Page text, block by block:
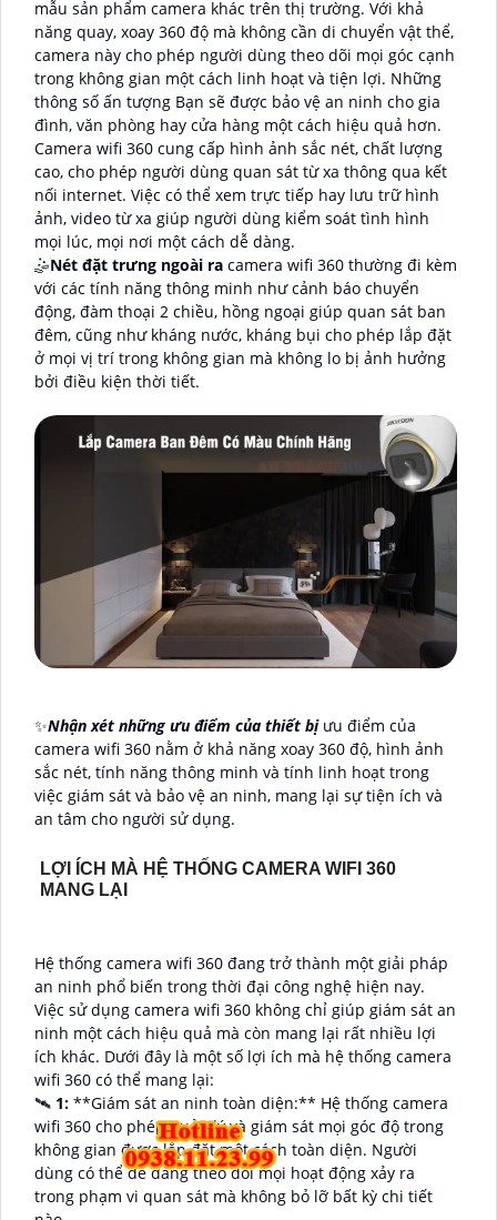
mẫu sản phẩm camera khác trên thị trường. Với khả
năng quay, xoay 360 độ mà không cần di chuyển vật thể,
camera này cho phép người dùng theo dõi mọi góc cạnh
trong không gian một cách linh hoạt và tiện lợi. Những
thông số ấn tượng Bạn sẽ được bảo vệ an ninh cho gia
đình, văn phòng hay cửa hàng một cách hiệu quả hơn.
Camera wifi 360 cung cấp hình ảnh sắc nét, chất lượng
cao, cho phép người dùng quan sát từ xa thông qua kết
nối internet. Việc có thể xem trực tiếp hay lưu trữ hình
ảnh, video từ xa giúp người dùng kiểm soát tình hình
mọi lúc, mọi nơi một cách dễ dàng.
🤹Nét đặt trưng ngoài ra camera wifi 360 thường đi kèm
với các tính năng thông minh như cảnh báo chuyển
động, đàm thoại 2 chiều, hồng ngoại giúp quan sát ban
đêm, cũng như kháng nước, kháng bụi cho phép lắp đặt
ở mọi vị trí trong không gian mà không lo bị ảnh hưởng
bởi điều kiện thời tiết.
✨Nhận xét những ưu điểm của thiết bị ưu điểm của
camera wifi 360 nằm ở khả năng xoay 360 độ, hình ảnh
sắc nét, tính năng thông minh và tính linh hoạt trong
việc giám sát và bảo vệ an ninh, mang lại sự tiện ích và
an tâm cho người sử dụng.
LỢI ÍCH MÀ HỆ THỐNG CAMERA WIFI 360
MANG LẠI
Hệ thống camera wifi 360 đang trở thành một giải pháp
an ninh phổ biến trong thời đại công nghệ hiện nay.
Việc sử dụng camera wifi 360 không chỉ giúp giám sát an
ninh một cách hiệu quả mà còn mang lại rất nhiều lợi
ích khác. Dưới đây là một số lợi ích mà hệ thống camera
wifi 360 có thể mang lại:
🛰 1: **Giám sát an ninh toàn diện:** Hệ thống camera
wifi 360 cho phép quản lý và giám sát mọi góc độ trong
không gian được lắp đặt một cách toàn diện. Người
dùng có thể dễ dàng theo dõi mọi hoạt động xảy ra
trong phạm vi quan sát mà không bỏ lỡ bất kỳ chi tiết